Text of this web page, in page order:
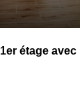
étage